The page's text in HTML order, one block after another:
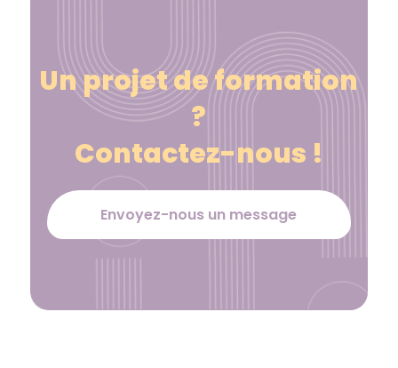
Un projet de formation
?
Contactez-nous !
Envoyez-nous un message